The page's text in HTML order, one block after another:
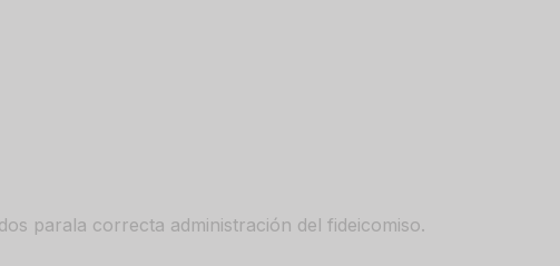
parala correcta administración del fideicomiso.